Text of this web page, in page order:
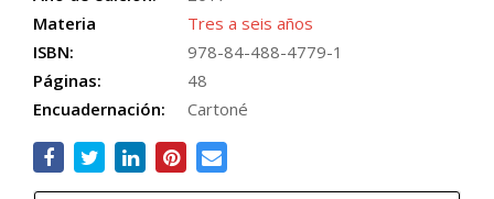
Materia
Tres a seis años
ISBN:
978-84-488-4779-1
Páginas:
48
Encuadernación:
Cartoné